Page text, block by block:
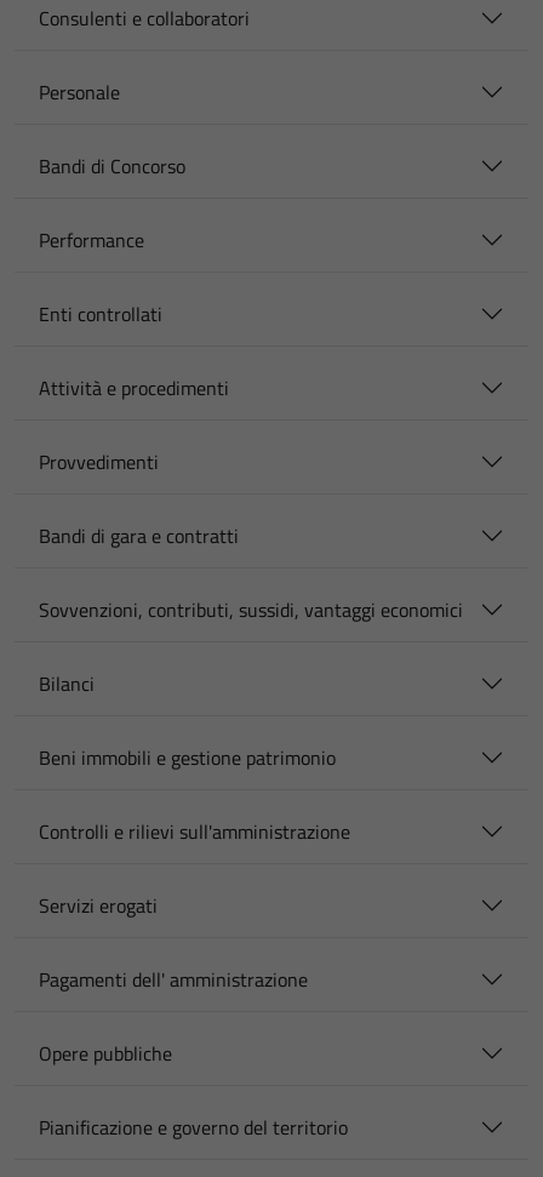
Consulenti e collaboratori
Personale
Bandi di Concorso
Performance
Enti controllati
Attività e procedimenti
Provvedimenti
Bandi di gara e contratti
Sovvenzioni, contributi, sussidi, vantaggi economici
Bilanci
Beni immobili e gestione patrimonio
Controlli e rilievi sull'amministrazione
Servizi erogati
Pagamenti dell' amministrazione
Opere pubbliche
Pianificazione e governo del territorio